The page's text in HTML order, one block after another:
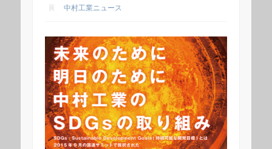
中村工業ニュース